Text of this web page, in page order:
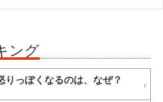
ング
りっぽくなるのは、なぜ？